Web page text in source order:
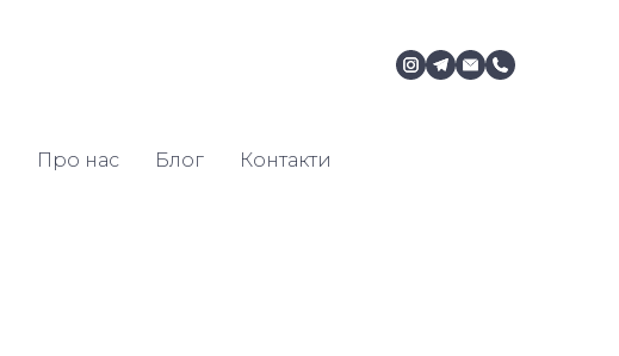
Про нас Блог Контакти